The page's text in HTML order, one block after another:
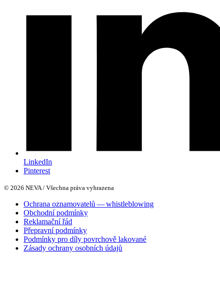
LinkedIn
Pinterest
© 2026 NEVA / Všechna práva vyhrazena
Ochrana oznamovatelů — whistleblowing
Obchodní podmínky
Reklamační řád
Přepravní podmínky
Podmínky pro díly povrchově lakované
Zásady ochrany osobních údajů